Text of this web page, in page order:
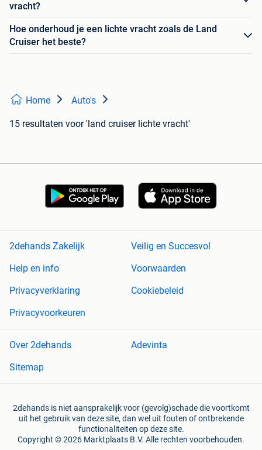
vracht?
Hoe onderhoud je een lichte vracht zoals de Land
Cruiser het beste?
Home Auto's
15 resultaten voor 'land cruiser lichte vracht'
2dehands Zakelijk
Veilig en Succesvol
Help en info
Voorwaarden
Privacyverklaring
Cookiebeleid
Privacyvoorkeuren
Over 2dehands
Adevinta
Sitemap
2dehands is niet aansprakelijk voor (gevolg)schade die voortkomt
uit het gebruik van deze site, dan wel uit fouten of ontbrekende
functionaliteiten op deze site.
Copyright © 2026 Marktplaats B.V. Alle rechten voorbehouden.